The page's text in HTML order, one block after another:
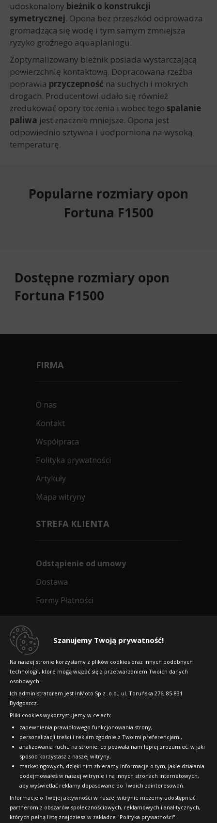
Szanujemy Twoją prywatność!
Na naszej stronie korzystamy z plików cookies oraz innych podobnych
technologii, które mogą wiązać się z przetwarzaniem Twoich danych
osobowych.
Ich administratorem jest InMoto Sp z .o.o., ul. Toruńska 276, 85-831
Bydgoszcz.
Pliki cookies wykorzystujemy w celach:
zapewnienia prawidłowego funkcjonowania strony,
personalizacji treści i reklam zgodnie z Twoimi preferencjami,
analizowania ruchu na stronie, co pozwala nam lepiej zrozumieć, w jaki
sposób korzystasz z naszej witryny,
marketingowych, dzięki nim zbieramy informacje o tym, jakie działania
podejmowałeś w naszej witrynie i na innych stronach internetowych,
aby wyświetlać reklamy dopasowane do Twoich zainteresowań.
Informacje o Twojej aktywności w naszej witrynie możemy udostępniać
partnerom z obszarów społecznościowych, reklamowych i analitycznych,
których pełną listę znajdziesz w zakładce "Polityka prywatności".
udoskonalony bieżnik o konstrukcji
symetrycznej. Opona bez przeszkód odprowadza
gromadzącą się wodę i tym samym zmniejsza
ryzyko groźnego aquaplaningu.
Zoptymalizowany bieżnik posiada wystarczającą
powierzchnię kontaktową. Dopracowana rzeźba
poprawia przyczepność na suchych i mokrych
drogach. Producentowi udało się również
zredukować opory toczenia i wobec tego spalanie
paliwa jest znacznie mniejsze. Opona jest
odpowiednio sztywna i uodporniona na wysoką
temperaturę.
Popularne rozmiary opon
Fortuna F1500
Dostępne rozmiary opon
Fortuna F1500
FIRMA
O nas
Kontakt
Współpraca
Polityka prywatności
Artykuły
Mapa witryny
STREFA KLIENTA
Odstąpienie od umowy
Dostawa
Formy Płatności
Dlaczego warto kupić w 24opony.pl
Raty
FAQ
OFICJALNY PARTNER